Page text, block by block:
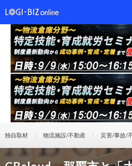
独自取材 物流施設/不動産 災害/事故/